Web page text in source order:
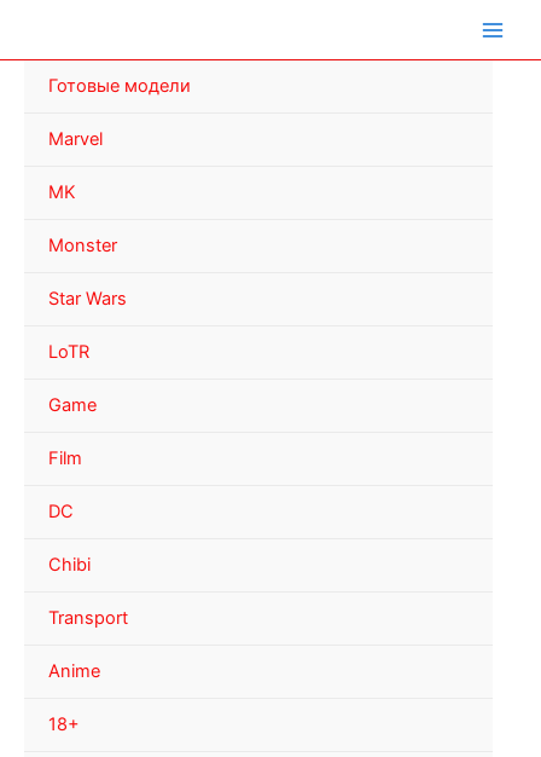
Готовые модели
Marvel
MK
Monster
Star Wars
LoTR
Game
Film
DC
Chibi
Transport
Anime
18+